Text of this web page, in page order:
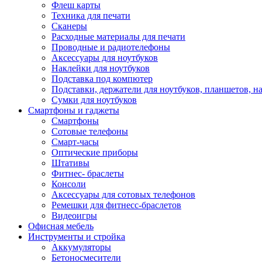
Флеш карты
Техника для печати
Сканеры
Расходные материалы для печати
Проводные и радиотелефоны
Аксессуары для ноутбуков
Наклейки для ноутбуков
Подставка под компютер
Подставки, держатели для ноутбуков, планшетов,
Сумки для ноутбуков
Смартфоны и гаджеты
Смартфоны
Сотовые телефоны
Смарт-часы
Оптические приборы
Штативы
Фитнес- браслеты
Консоли
Аксессуары для сотовых телефонов
Ремешки для фитнесс-браслетов
Видеоигры
Офисная мебель
Инструменты и стройка
Аккумуляторы
Бетоносмесители